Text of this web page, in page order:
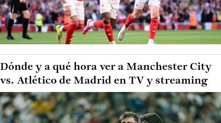
Dónde y a qué hora ver a Manchester City
vs. Atlético de Madrid en TV y streaming